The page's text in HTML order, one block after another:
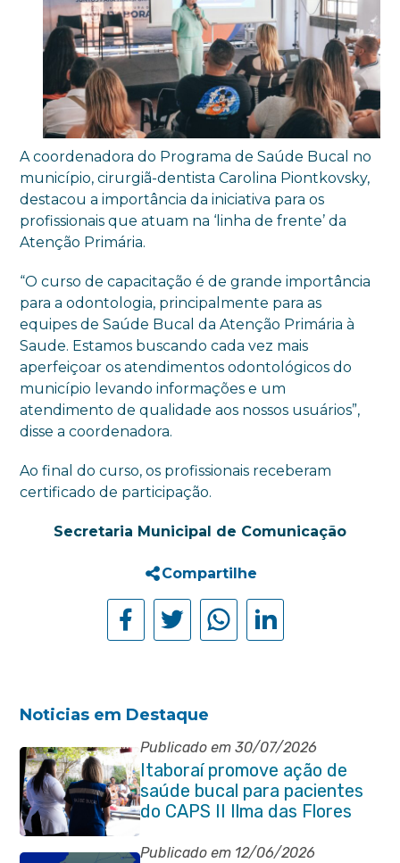
A coordenadora do Programa de Saúde Bucal no
município, cirurgiã-dentista Carolina Piontkovsky,
destacou a importância da iniciativa para os
profissionais que atuam na ‘linha de frente’ da
Atenção Primária.
“O curso de capacitação é de grande importância
para a odontologia, principalmente para as
equipes de Saúde Bucal da Atenção Primária à
Saude. Estamos buscando cada vez mais
aperfeiçoar os atendimentos odontológicos do
município levando informações e um
atendimento de qualidade aos nossos usuários”,
disse a coordenadora.
Ao final do curso, os profissionais receberam
certificado de participação.
Secretaria Municipal de Comunicação
Compartilhe
Noticias em Destaque
Publicado em 30/07/2026
Itaboraí promove ação de
saúde bucal para pacientes
do CAPS II Ilma das Flores
Publicado em 12/06/2026